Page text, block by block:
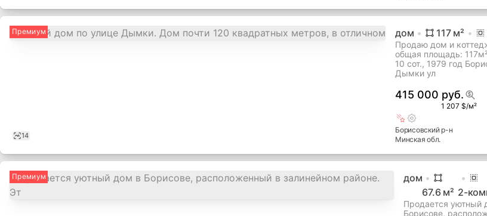
14
Премиум дом 117м²
Продаю дом и
общая площадь:
10 сот., 1979 год
Дымки ул
415 000 руб.
1 207 $/м²
Борисовскийр-н
Минская обл.
Премиум
дом
67.6м² 2-
Продается уютный
Борисове,